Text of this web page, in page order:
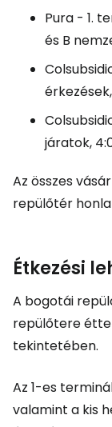
Pura - 1.
és B
járatok,
Az összes
repülőtér
Étkezési
A bogotái
repülőtere
tekintetében.
Az 1-es
valamint a kis